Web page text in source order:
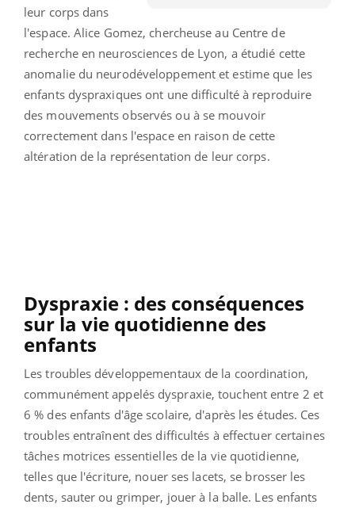
leur corps dans
l'espace. Alice Gomez, chercheuse au Centre de
recherche en neurosciences de Lyon, a étudié cette
anomalie du neurodéveloppement et estime que les
enfants dyspraxiques ont une difficulté à reproduire
des mouvements observés ou à se mouvoir
correctement dans l'espace en raison de cette
altération de la représentation de leur corps.
Dyspraxie : des conséquences
sur la vie quotidienne des
enfants
Les troubles développementaux de la coordination,
communément appelés dyspraxie, touchent entre 2 et
6 % des enfants d'âge scolaire, d'après les études. Ces
troubles entraînent des difficultés à effectuer certaines
tâches motrices essentielles de la vie quotidienne,
telles que l'écriture, nouer ses lacets, se brosser les
dents, sauter ou grimper, jouer à la balle. Les enfants